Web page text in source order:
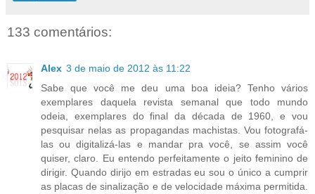
133 comentários:
Alex 3 de maio de 2012 às 11:22
Sabe que você me deu uma boa ideia? Tenho vários
exemplares daquela revista semanal que todo mundo
odeia, exemplares do final da década de 1960, e vou
pesquisar nelas as propagandas machistas. Vou fotografá-
las ou digitalizá-las e mandar pra você, se assim você
quiser, claro. Eu entendo perfeitamente o jeito feminino de
dirigir. Quando dirijo em estradas eu sou o único a cumprir
as placas de sinalização e de velocidade máxima permitida.